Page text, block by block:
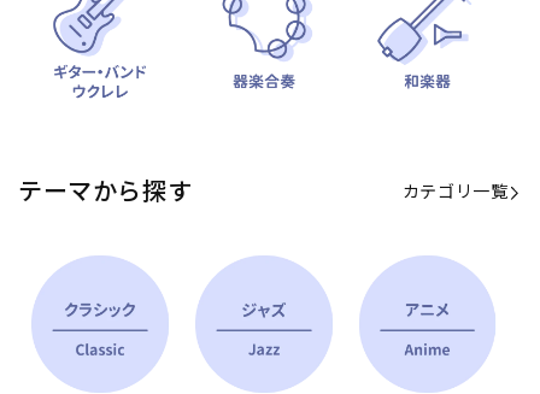
テーマから探す カテゴリ一覧